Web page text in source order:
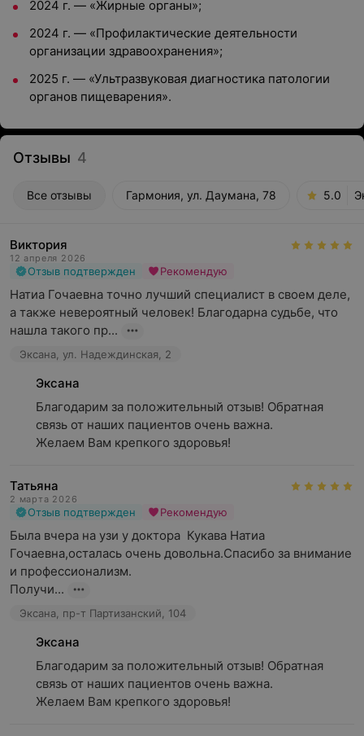
2024 г. — «Жирные органы»;
2024 г. — «Профилактические деятельности
организации здравоохранения»;
2025 г. — «Ультразвуковая диагностика патологии
органов пищеварения».
Отзывы 4
Все отзывы Гармония, ул. Даумана, 78 5.0
Виктория
12 апреля 2026
Отзыв подтвержден Рекомендую
Натиа Гочаевна точно лучший специалист в своем деле,
а также невероятный человек! Благодарна судьбе, что
нашла такого пр...
Эксана, ул. Надеждинская, 2
Эксана
Благодарим за положительный отзыв! Обратная
связь от наших пациентов очень важна.
Желаем Вам крепкого здоровья!
Татьяна
2 марта 2026
Отзыв подтвержден Рекомендую
Была вчера на узи у доктора  Кукава Натиа
Гочаевна,осталась очень довольна.Спасибо за внимание
и профессионализм.
Получи...
Эксана, пр-т Партизанский, 104
Эксана
Благодарим за положительный отзыв! Обратная
связь от наших пациентов очень важна.
Желаем Вам крепкого здоровья!